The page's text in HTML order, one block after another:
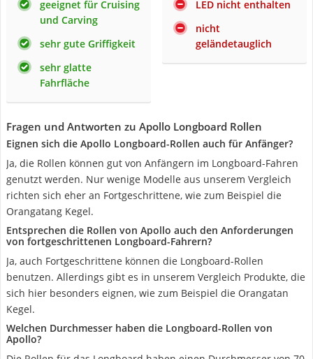
geeignet für Cruising
und Carving
sehr gute Griffigkeit
sehr glatte
Fahrfläche
LED nicht enthalten
nicht
geländetauglich
Fragen und Antworten zu Apollo Longboard Rollen
Eignen sich die Apollo Longboard-Rollen auch für Anfänger?
Ja, die Rollen können gut von Anfängern im Longboard-Fahren
genutzt werden. Nur wenige Modelle aus unserem Vergleich
richten sich eher an Fortgeschrittene, wie zum Beispiel die
Orangatang Kegel.
Entsprechen die Rollen von Apollo auch den Anforderungen
von fortgeschrittenen Longboard-Fahrern?
Ja, auch Fortgeschrittene können die Longboard-Rollen
benutzen. Allerdings gibt es in unserem Vergleich Produkte, die
sich hier besonders eignen, wie zum Beispiel die Orangatan
Kegel.
Welchen Durchmesser haben die Longboard-Rollen von
Apollo?